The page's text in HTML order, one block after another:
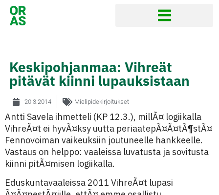
Keskipohjanmaa: Vihreät
pitävät kiinni lupauksistaan
20.3.2014 Mielipidekirjoitukset
Antti Savela ihmetteli (KP 12.3.), millÃ¤ logiikalla
VihreÃ¤t ei hyvÃ¤ksy uutta periaatepÃ¤Ã¤tÃ¶stÃ¤
Fennovoiman vaikeuksiin joutuneelle hankkeelle.
Vastaus on helppo: vaaleissa luvatusta ja sovitusta
kiinni pitÃ¤misen logiikalla.
Eduskuntavaaleissa 2011 VihreÃ¤t lupasi